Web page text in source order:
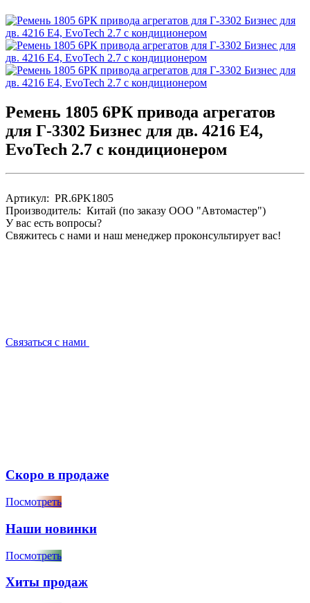
Ремень 1805 6PК привода агрегатов
для Г-3302 Бизнес для дв. 4216 Е4,
EvoTech 2.7 с кондиционером
Артикул: PR.6PK1805
Производитель: Китай (по заказу ООО "Автомастер")
У вас есть вопросы?
Свяжитесь с нами и наш менеджер проконсультирует вас!
Связаться с нами
Скоро в продаже
Посмотреть
Наши новинки
Посмотреть
Хиты продаж